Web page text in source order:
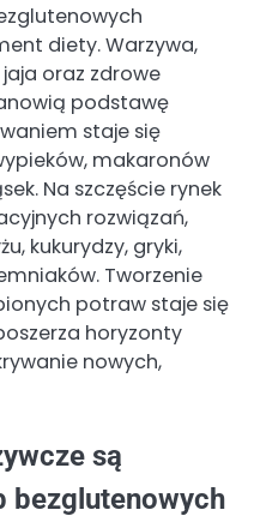
diety. Warzywa,
oraz zdrowe
podstawę
staje się
makaronów
Na szczęście rynek
rozwiązań,
kukurydzy, gryki,
Tworzenie
potraw staje się
horyzonty
nowych,
są
bezglutenowych